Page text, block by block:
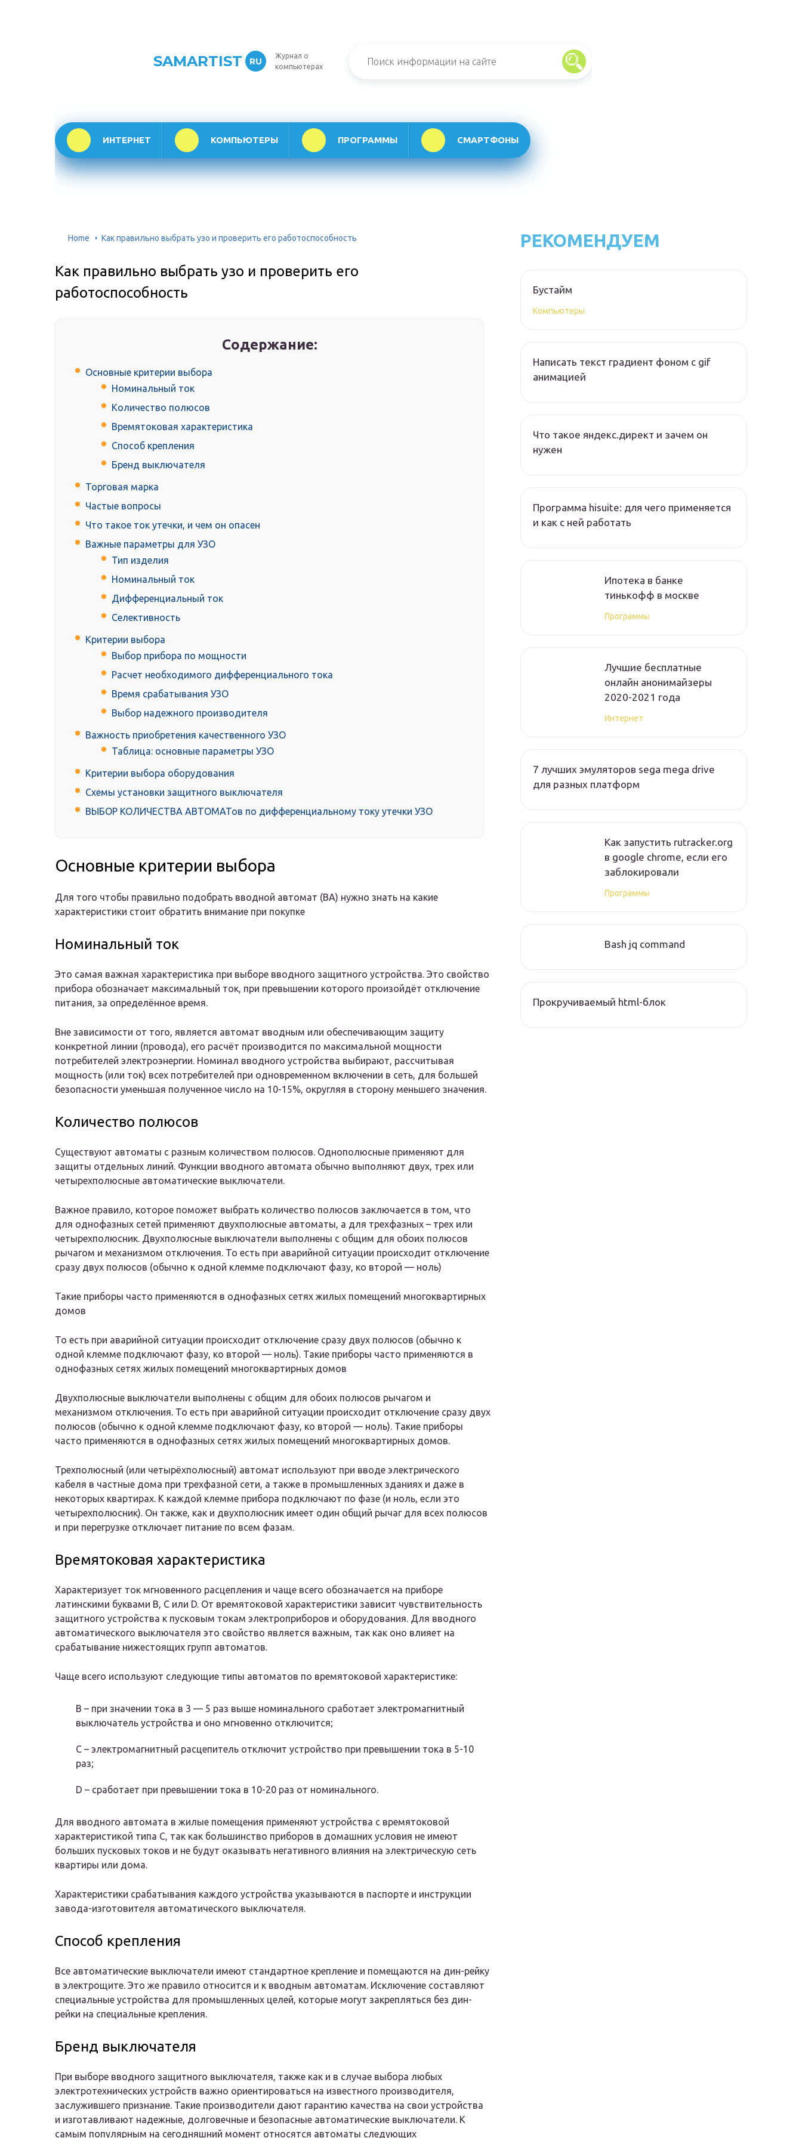
SAMARTIST RU
Журнал о
компьютерах
ИНТЕРНЕТ КОМПЬЮТЕРЫ ПРОГРАММЫ СМАРТФОНЫ
Home Как правильно выбрать узо и проверить его работоспособность
Как правильно выбрать узо и проверить его
работоспособность
Содержание:
Основные критерии выбора
Номинальный ток
Количество полюсов
Времятоковая характеристика
Способ крепления
Бренд выключателя
Торговая марка
Частые вопросы
Что такое ток утечки, и чем он опасен
Важные параметры для УЗО
Тип изделия
Номинальный ток
Дифференциальный ток
Селективность
Критерии выбора
Выбор прибора по мощности
Расчет необходимого дифференциального тока
Время срабатывания УЗО
Выбор надежного производителя
Важность приобретения качественного УЗО
Таблица: основные параметры УЗО
Критерии выбора оборудования
Схемы установки защитного выключателя
ВЫБОР КОЛИЧЕСТВА АВТОМАТов по дифференциальному току утечки УЗО
Основные критерии выбора
Для того чтобы правильно подобрать вводной автомат (ВА) нужно знать на какие
характеристики стоит обратить внимание при покупке
Номинальный ток
Это самая важная характеристика при выборе вводного защитного устройства. Это свойство
прибора обозначает максимальный ток, при превышении которого произойдёт отключение
питания, за определённое время.
Вне зависимости от того, является автомат вводным или обеспечивающим защиту
конкретной линии (провода), его расчёт производится по максимальной мощности
потребителей электроэнергии. Номинал вводного устройства выбирают, рассчитывая
мощность (или ток) всех потребителей при одновременном включении в сеть, для большей
безопасности уменьшая полученное число на 10-15%, округляя в сторону меньшего значения.
Количество полюсов
Существуют автоматы с разным количеством полюсов. Однополюсные применяют для
защиты отдельных линий. Функции вводного автомата обычно выполняют двух, трех или
четырехполюсные автоматические выключатели.
Важное правило, которое поможет выбрать количество полюсов заключается в том, что
для однофазных сетей применяют двухполюсные автоматы, а для трехфазных – трех или
четырехполюсник. Двухполюсные выключатели выполнены с общим для обоих полюсов
рычагом и механизмом отключения. То есть при аварийной ситуации происходит отключение
сразу двух полюсов (обычно к одной клемме подключают фазу, ко второй — ноль)
Такие приборы часто применяются в однофазных сетях жилых помещений многоквартирных
домов
То есть при аварийной ситуации происходит отключение сразу двух полюсов (обычно к
одной клемме подключают фазу, ко второй — ноль). Такие приборы часто применяются в
однофазных сетях жилых помещений многоквартирных домов
Двухполюсные выключатели выполнены с общим для обоих полюсов рычагом и
механизмом отключения. То есть при аварийной ситуации происходит отключение сразу двух
полюсов (обычно к одной клемме подключают фазу, ко второй — ноль). Такие приборы
часто применяются в однофазных сетях жилых помещений многоквартирных домов.
Трехполюсный (или четырёхполюсный) автомат используют при вводе электрического
кабеля в частные дома при трехфазной сети, а также в промышленных зданиях и даже в
некоторых квартирах. К каждой клемме прибора подключают по фазе (и ноль, если это
четырехполюсник). Он также, как и двухполюсник имеет один общий рычаг для всех полюсов
и при перегрузке отключает питание по всем фазам.
Времятоковая характеристика
Характеризует ток мгновенного расцепления и чаще всего обозначается на приборе
латинскими буквами B, C или D. От времятоковой характеристики зависит чувствительность
защитного устройства к пусковым токам электроприборов и оборудования. Для вводного
автоматического выключателя это свойство является важным, так как оно влияет на
срабатывание нижестоящих групп автоматов.
Чаще всего используют следующие типы автоматов по времятоковой характеристике:
B – при значении тока в 3 — 5 раз выше номинального сработает электромагнитный
выключатель устройства и оно мгновенно отключится;
C – электромагнитный расцепитель отключит устройство при превышении тока в 5-10
раз;
D – сработает при превышении тока в 10-20 раз от номинального.
Для вводного автомата в жилые помещения применяют устройства с времятоковой
характеристикой типа C, так как большинство приборов в домашних условия не имеют
больших пусковых токов и не будут оказывать негативного влияния на электрическую сеть
квартиры или дома.
Характеристики срабатывания каждого устройства указываются в паспорте и инструкции
завода-изготовителя автоматического выключателя.
Способ крепления
Все автоматические выключатели имеют стандартное крепление и помещаются на дин-рейку
в электрощите. Это же правило относится и к вводным автоматам. Исключение составляют
специальные устройства для промышленных целей, которые могут закрепляться без дин-
рейки на специальные крепления.
Бренд выключателя
При выборе вводного защитного выключателя, также как и в случае выбора любых
электротехнических устройств важно ориентироваться на известного производителя,
заслужившего признание. Такие производители дают гарантию качества на свои устройства
и изготавливают надежные, долговечные и безопасные автоматические выключатели. К
самым популярным на сегодняшний момент относятся автоматы следующих
РЕКОМЕНДУЕМ
Бустайм
Компьютеры
Написать текст градиент фоном с gif
анимацией
Что такое яндекс.директ и зачем он
нужен
Программа hisuite: для чего применяется
и как с ней работать
Ипотека в банке
тинькофф в москве
Программы
Лучшие бесплатные
онлайн анонимайзеры
2020-2021 года
Интернет
7 лучших эмуляторов sega mega drive
для разных платформ
Как запустить rutracker.org
в google chrome, если его
заблокировали
Программы
Bash jq command
Прокручиваемый html-блок